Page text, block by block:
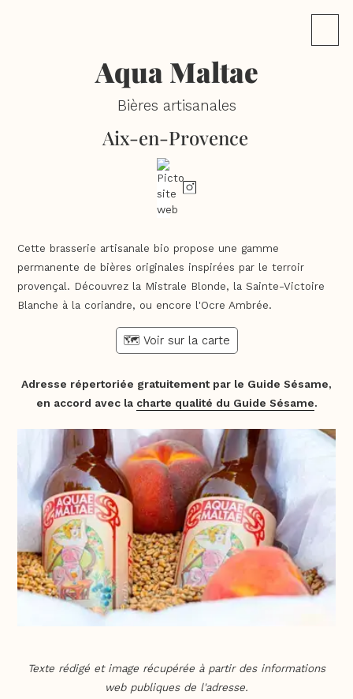
Aqua Maltae
Bières artisanales
Aix-en-Provence
Cette brasserie artisanale bio propose une gamme
permanente de bières originales inspirées par le terroir
provençal. Découvrez la Mistrale Blonde, la Sainte-Victoire
Blanche à la coriandre, ou encore l'Ocre Ambrée.
🗺️ Voir sur la carte
Adresse répertoriée gratuitement par le Guide Sésame,
en accord avec la charte qualité du Guide Sésame.
Texte rédigé et image récupérée à partir des informations
web publiques de l'adresse.